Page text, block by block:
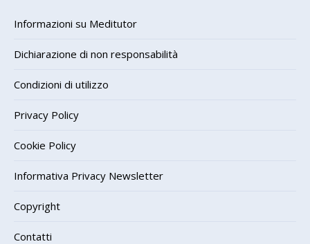
Informazioni su Meditutor
Dichiarazione di non responsabilità
Condizioni di utilizzo
Privacy Policy
Cookie Policy
Informativa Privacy Newsletter
Copyright
Contatti